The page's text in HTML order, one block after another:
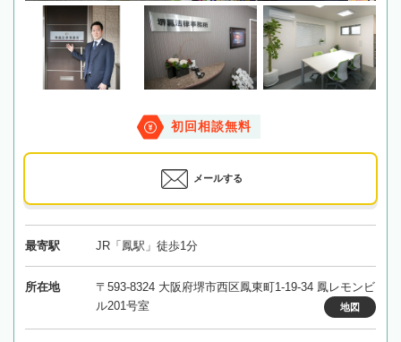
初回相談無料
メールする
最寄駅 JR「鳳駅」徒歩1分
所在地
〒593-8324 大阪府堺市西区鳳東町1-19-34 鳳レモンビ
ル201号室
地図